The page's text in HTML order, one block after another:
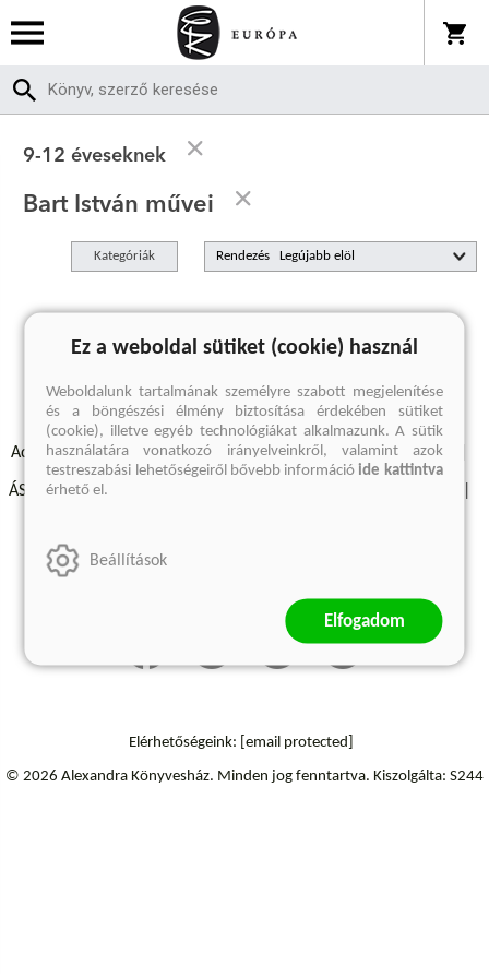
9-12 éveseknek
Bart István művei
Kategóriák Rendezés
A keresett kifejezésre nincs találat
Adatvédelmi szabályzatok Elállási felmondási nyilatkozat
ÁSZF - Vásárlási feltételek
Elérhetőségeink: [email protected]
© 2026 Alexandra Könyvesház. Minden jog fenntartva. Kiszolgálta: S244
Ez a weboldal sütiket (cookie) használ
Weboldalunk tartalmának személyre szabott megjelenítése
és a böngészési élmény biztosítása érdekében sütiket
(cookie), illetve egyéb technológiákat alkalmazunk. A sütik
használatára vonatkozó irányelveinkről, valamint azok
testreszabási lehetőségeiről bővebb információide kattintva
érhető el.
Beállítások
Elfogadom